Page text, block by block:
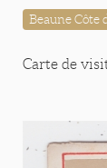
Beaune Côte
Carte de